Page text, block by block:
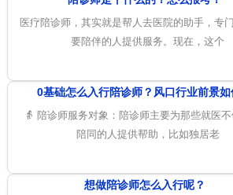
医疗陪诊师，其实就是帮人去医院的助手，专
要陪伴的人提供服务。现在，这个
0基础怎么入行陪诊师？风口行业前景如
👵 陪诊师服务对象：陪诊师主要为那些就医
陪同的人提供帮助，比如独居老
想做陪诊师怎么入行呢？